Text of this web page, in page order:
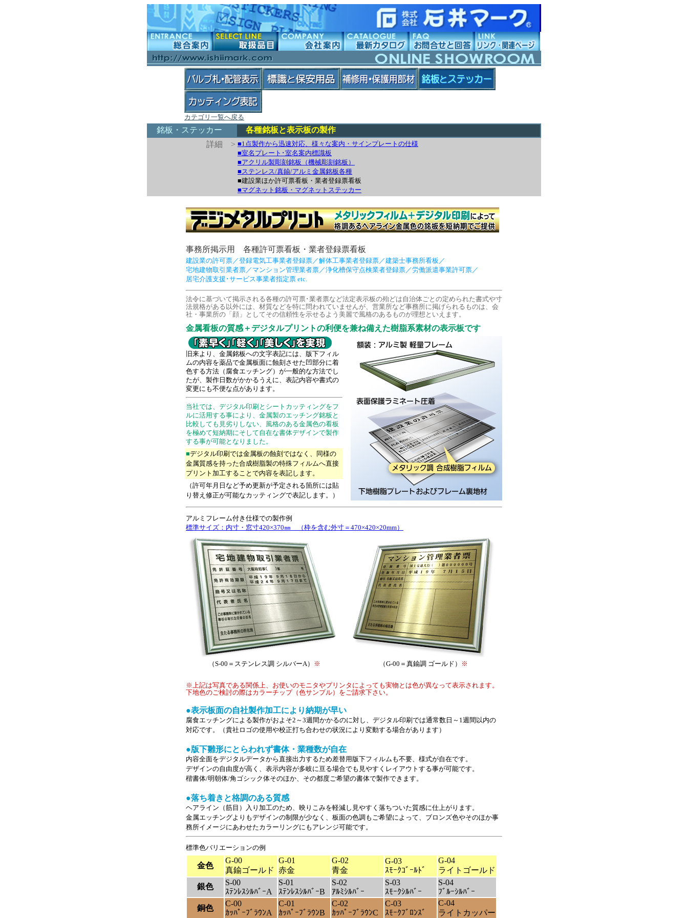
カテゴリ一覧へ戻る
銘板・ステッカー
各種銘板と表示板の製作
詳細 > ■1点製作から迅速対応、様々な案内・サインプレートの仕様
■室名プレート･室名案内標識板
■アクリル製彫刻銘板（機械彫刻銘板）
■ステンレス/真鍮/アルミ金属銘板各種
■建設業ほか許可票看板・業者登録票看板
■マグネット銘板・マグネットステッカー
事務所掲示用 各種許可票看板・業者登録票看板
建設業の許可票／登録電気工事業者登録票／解体工事業者登録票／建築士事務所看板／
宅地建物取引業者票／マンション管理業者票／浄化槽保守点検業者登録票／労働派遣事業許可票／
居宅介護支援･サービス事業者指定票 etc.
法令に基づいて掲示される各種の許可票･業者票など法定表示板の殆どは自治体ごとの定められた書式や寸
法規格がある以外には、材質などを特に問われていませんが、営業所など事務所に掲げられるものは、会
社・事業所の「顔」としてその信頼性を示せるよう美麗で風格のあるものが理想といえます。
金属看板の質感＋デジタルプリントの利便を兼ね備えた樹脂系素材の表示板です
旧来より、金属銘板への文字表記には、版下フィル
ムの内容を薬品で金属板面に蝕刻させた凹部分に着
色する方法（腐食エッチング）が一般的な方法でし
たが、製作日数がかかるうえに、表記内容や書式の
変更にも不便な点があります。
当社では、デジタル印刷とシートカッティングをフ
ルに活用する事により、金属製のエッチング銘板と
比較しても見劣りしない、風格のある金属色の看板
を極めて短納期にそして自在な書体デザインで製作
する事が可能となりました。
■デジタル印刷では金属板の蝕刻ではなく、同様の
金属質感を持った合成樹脂製の特殊フィルムへ直接
プリント加工することで内容を表記します。
（許可年月日など予め更新が予定される箇所には貼
り替え修正が可能なカッティングで表記します。）
アルミフレーム付き仕様での製作例
標準サイズ：内寸・窓寸420×370㎜ （枠を含む外寸＝470×420×20mm）
（S-00＝ステンレス調 シルバーA） ※ （G-00＝真鍮調 ゴールド） ※
※上記は写真である関係上、お使いのモニタやプリンタによっても実物とは色が異なって表示されます。
下地色のご検討の際はカラーチップ（色サンプル）をご請求下さい。
●表示板面の自社製作加工により納期が早い
腐食エッチングによる製作がおよそ2～3週間かかるのに対し、デジタル印刷では通常数日～1週間以内の
対応です。（貴社ロゴの使用や校正打ち合わせの状況により変動する場合があります）
●版下雛形にとらわれず書体・業種数が自在
内容全面をデジタルデータから直接出力するため差替用版下フィルムも不要、様式が自在です。
デザインの自由度が高く、表示内容が多岐に亘る場合でも見やすくレイアウトする事が可能です。
楷書体/明朝体/角ゴシック体そのほか、その都度ご希望の書体で製作できます。
●落ち着きと格調のある質感
ヘアライン（筋目）入り加工のため、映りこみを軽減し見やすく落ちついた質感に仕上がります。
金属エッチングよりもデザインの制限が少なく、板面の色調もご希望によって、ブロンズ色やそのほか事
務所イメージにあわせたカラーリングにもアレンジ可能です。
標準色バリエーションの例
金色
G-00
真鍮ゴールド
G-01
赤金
G-02
青金
G-03
ｽﾓｰｸｺﾞｰﾙﾄﾞ
G-04
ライトゴールド
銀色
S-00
ｽﾃﾝﾚｽｼﾙﾊﾞｰA
S-01
ｽﾃﾝﾚｽｼﾙﾊﾞｰB
S-02
ｱﾙﾐｼﾙﾊﾞｰ
S-03
ｽﾓｰｸｼﾙﾊﾞｰ
S-04
ﾌﾞﾙｰｼﾙﾊﾞｰ
銅色
C-00
ｶｯﾊﾟｰﾌﾞﾗｳﾝA
C-01
ｶｯﾊﾟｰﾌﾞﾗｳﾝB
C-02
ｶｯﾊﾟｰﾌﾞﾗｳﾝC
C-03
ｽﾓｰｸﾌﾞﾛﾝｽﾞ
C-04
ライトカッパー